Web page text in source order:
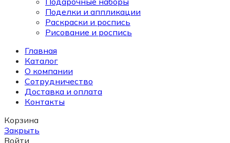
Поделки и аппликации
Раскраски и роспись
Рисование и роспись
Главная
Каталог
О компании
Сотрудничество
Доставка и оплата
Контакты
Корзина
Закрыть
Войти